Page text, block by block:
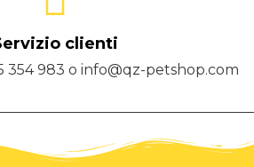
clienti
354 983 o info@qz-petshop.com